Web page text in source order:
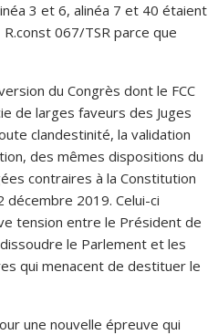
3 et 6, alinéa 7 et 40 étaient
067/TSR parce que
du Congrès dont le FCC
de larges faveurs des Juges
clandestinité, la validation
des mêmes dispositions du
contraires à la Constitution
décembre 2019. Celui-ci
tension entre le Président de
le Parlement et les
qui menacent de destituer le
nouvelle épreuve qui